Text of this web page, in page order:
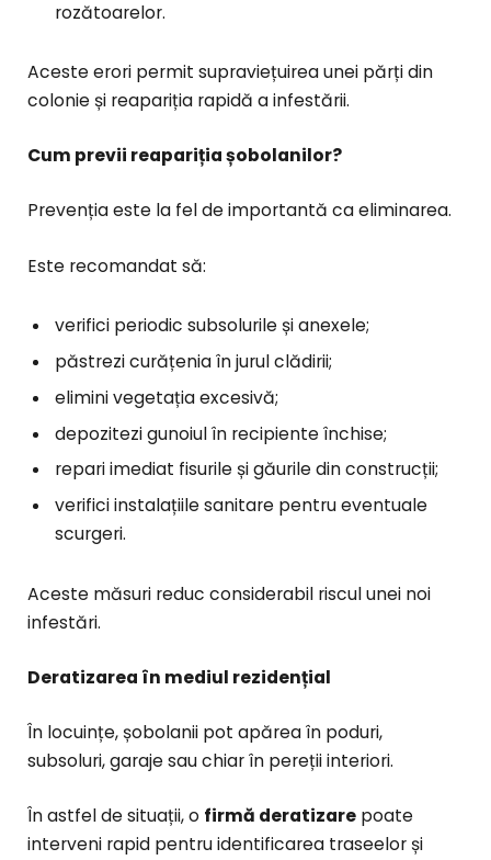
rozătoarelor.
Aceste erori permit supraviețuirea unei părți din
colonie și reapariția rapidă a infestării.
Cum previi reapariția șobolanilor?
Prevenția este la fel de importantă ca eliminarea.
Este recomandat să:
verifici periodic subsolurile și anexele;
păstrezi curățenia în jurul clădirii;
elimini vegetația excesivă;
depozitezi gunoiul în recipiente închise;
repari imediat fisurile și găurile din construcții;
verifici instalațiile sanitare pentru eventuale
scurgeri.
Aceste măsuri reduc considerabil riscul unei noi
infestări.
Deratizarea în mediul rezidențial
În locuințe, șobolanii pot apărea în poduri,
subsoluri, garaje sau chiar în pereții interiori.
În astfel de situații, o firmă deratizare poate
interveni rapid pentru identificarea traseelor și